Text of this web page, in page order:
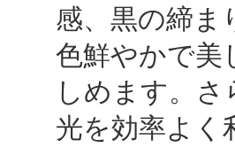
感、黒の締ま
色鮮やかで美
しめます。
光を効率よく